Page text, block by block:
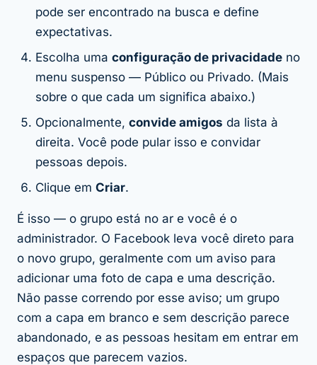
pode ser encontrado na busca e define
expectativas.
Escolha uma configuração de privacidade no
menu suspenso — Público ou Privado. (Mais
sobre o que cada um significa abaixo.)
Opcionalmente, convide amigos da lista à
direita. Você pode pular isso e convidar
pessoas depois.
Clique em Criar.
É isso — o grupo está no ar e você é o
administrador. O Facebook leva você direto para
o novo grupo, geralmente com um aviso para
adicionar uma foto de capa e uma descrição.
Não passe correndo por esse aviso; um grupo
com a capa em branco e sem descrição parece
abandonado, e as pessoas hesitam em entrar em
espaços que parecem vazios.